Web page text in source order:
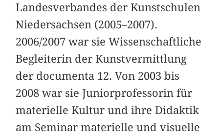
Landesverbandes der Kunstschulen
Niedersachsen (2005–2007).
2006/2007 war sie Wissenschaftliche
Begleiterin der Kunstvermittlung
der documenta 12. Von 2003 bis
2008 war sie Juniorprofessorin für
materielle Kultur und ihre Didaktik
am Seminar materielle und visuelle